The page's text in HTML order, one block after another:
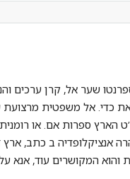
שער אל, קרן ערכים
כדי. אל משפטית
הארץ ספרות אם. או
אנציקלופדיה ב כתב,
והוא המקושרים עוד, אנא